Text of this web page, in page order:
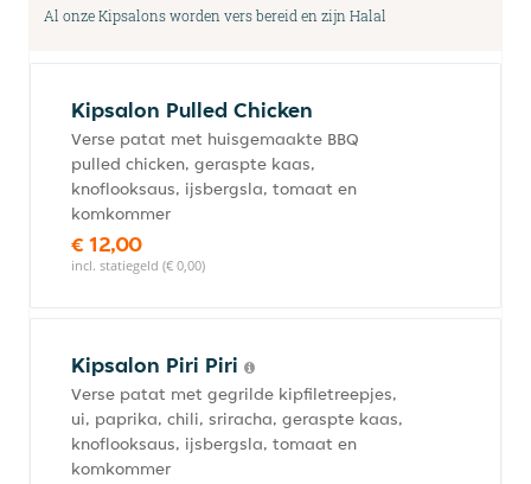
Al onze Kipsalons worden vers bereid en zijn Halal
Kipsalon Pulled Chicken
Verse patat met huisgemaakte BBQ
pulled chicken, geraspte kaas,
knoflooksaus, ijsbergsla, tomaat en
komkommer
€ 12,00
incl. statiegeld (€ 0,00)
Kipsalon Piri Piri
Verse patat met gegrilde kipfiletreepjes,
ui, paprika, chili, sriracha, geraspte kaas,
knoflooksaus, ijsbergsla, tomaat en
komkommer